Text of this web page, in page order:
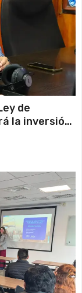
de
la inversión